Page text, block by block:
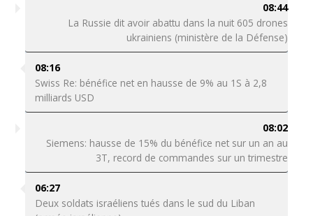
08:44
La Russie dit avoir abattu dans la nuit 605 drones
ukrainiens (ministère de la Défense)
08:16
Swiss Re: bénéfice net en hausse de 9% au 1S à 2,8
milliards USD
08:02
Siemens: hausse de 15% du bénéfice net sur un an au
3T, record de commandes sur un trimestre
06:27
Deux soldats israéliens tués dans le sud du Liban